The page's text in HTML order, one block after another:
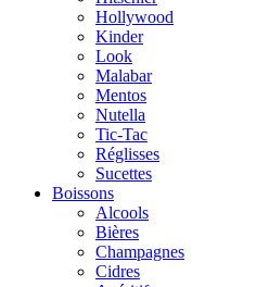
Hollywood
Kinder
Look
Malabar
Mentos
Nutella
Tic-Tac
Réglisses
Sucettes
Boissons
Alcools
Bières
Champagnes
Cidres